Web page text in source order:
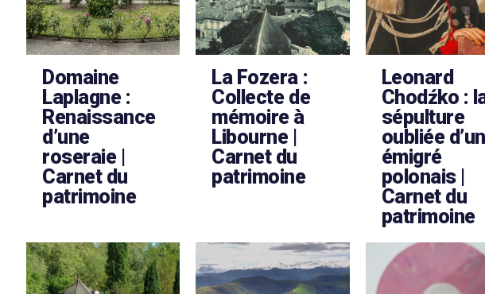
Domaine
Laplagne :
Renaissance
d’une
roseraie |
Carnet du
patrimoine
La Fozera :
Collecte de
mémoire à
Libourne |
Carnet du
patrimoine
Leonard
Chodźko :
sépulture
oubliée d’un
émigré
polonais |
Carnet du
patrimoine